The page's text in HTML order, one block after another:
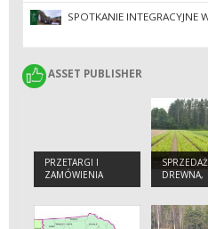
SPOTKANIE INTEGRACYJNE
ASSET PUBLISHER
ASSET PUBLISHER
PRZETARGI I
ZAMÓWIENIA
SPRZEDAŻ
DREWNA,
CHOINEK